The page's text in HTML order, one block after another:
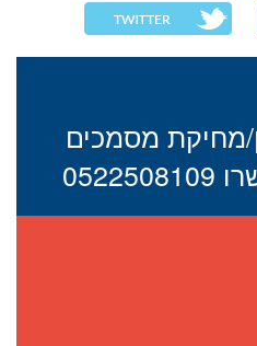
מחיקת מסמכים